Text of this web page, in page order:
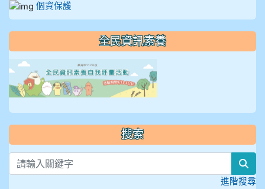
個資保護
全民資訊素養
搜索
進階搜尋